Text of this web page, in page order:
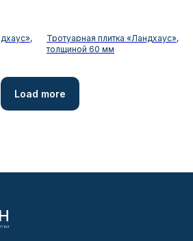
Тротуарная плитка «Ландхаус»,
толщиной 60 мм
Load more